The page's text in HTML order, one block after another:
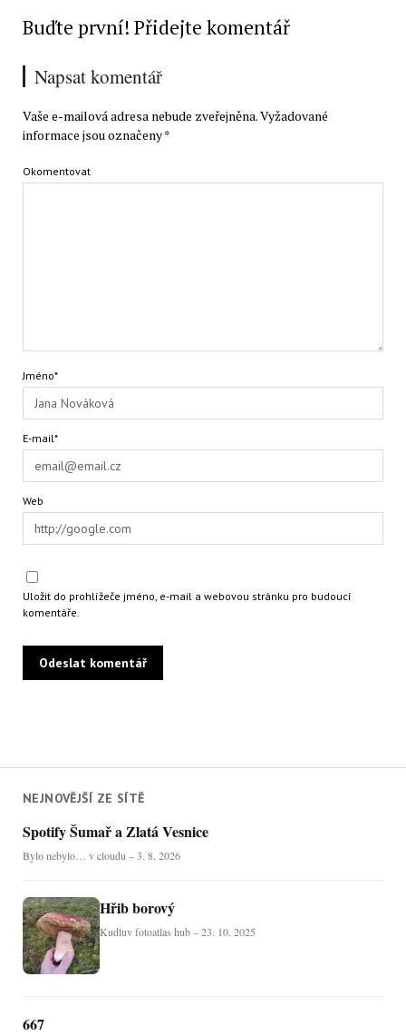
NEJNOVĚJŠÍ ZE SÍTĚ
Spotify Šumař a Zlatá Vesnice
Bylo nebylo… v cloudu – 3. 8. 2026
Hřib borový
Kudluv fotoatlas hub – 23. 10. 2025
667
Buďte první! Přidejte komentář
Napsat komentář
Vaše e-mailová adresa nebude zveřejněna.Vyžadované
informace jsou označeny*
Okomentovat
Jméno*
E-mail*
Web
Uložit do prohlížeče jméno, e-mail a webovou stránku pro budoucí
komentáře.